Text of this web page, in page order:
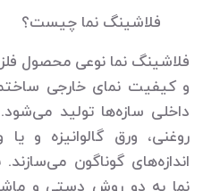
فلاشینگ نما چیست؟
فلاشینگ نما نوعی محصول
و کیفیت نمای خارجی
داخلی سازه‌ها تولید
روغنی، ورق گالوانیزه و
اندازه‌های گوناگون